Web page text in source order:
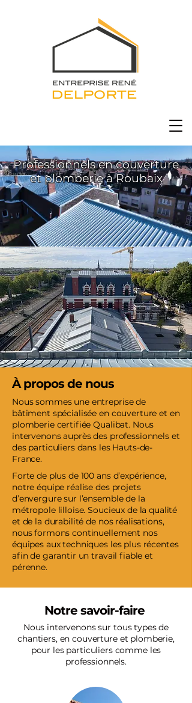
Professionnels en couverture
et plomberie à Roubaix
À propos de nous
Nous sommes une entreprise de
bâtiment spécialisée en couverture et en
plomberie certifiée Qualibat. Nous
intervenons auprès des professionnels et
des particuliers dans les Hauts-de-
France.
Forte de plus de 100 ans d’expérience,
notre équipe réalise des projets
d’envergure sur l’ensemble de la
métropole lilloise. Soucieux de la qualité
et de la durabilité de nos réalisations,
nous formons continuellement nos
équipes aux techniques les plus récentes
afin de garantir un travail fiable et
pérenne.
Notre savoir-faire
Nous intervenons sur tous types de
chantiers, en couverture et plomberie,
pour les particuliers comme les
professionnels.